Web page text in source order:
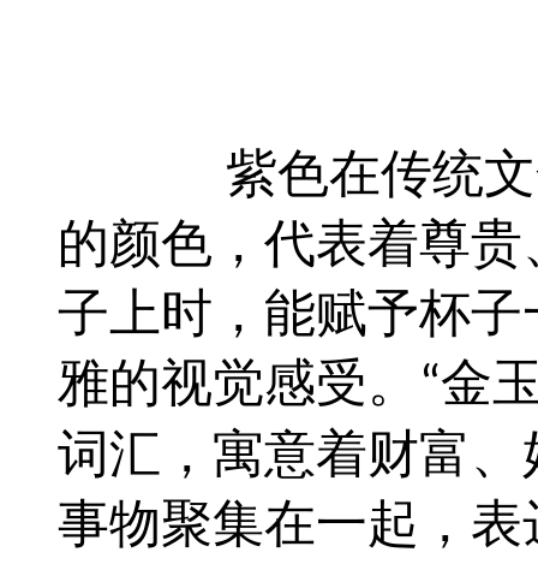
紫色在传统
的颜色，代表着尊
子上时，能赋予杯
雅的视觉感受。
“金
词汇，寓意着财富
事物聚集在一起，